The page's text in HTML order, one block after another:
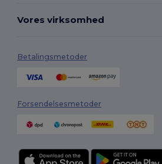
Vores virksomhed
Betalingsmetoder
Forsendelsesmetoder